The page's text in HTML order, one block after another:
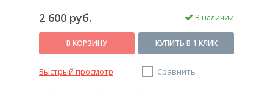
2 600 руб. В наличии
В КОРЗИНУ КУПИТЬ В 1 КЛИК
Быстрый просмотр Сравнить